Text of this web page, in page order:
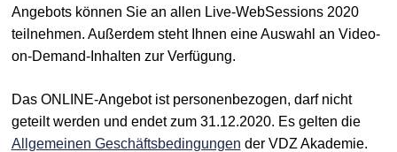
Angebots können Sie an allen Live-WebSessions 2020
teilnehmen. Außerdem steht Ihnen eine Auswahl an Video-
on-Demand-Inhalten zur Verfügung.
Das ONLINE-Angebot ist personenbezogen, darf nicht
geteilt werden und endet zum 31.12.2020. Es gelten die
Allgemeinen Geschäftsbedingungen der VDZ Akademie.